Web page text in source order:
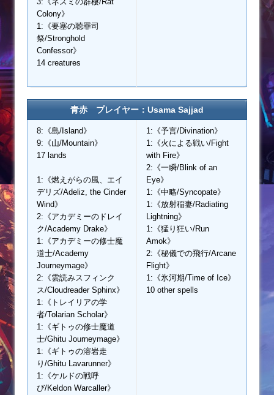
Colony》
1:《要塞の聴罪司
祭/Stronghold
Confessor》
14 creatures
青赤 プレイヤー：Usama Sajjad
8:《島/Island》
9:《山/Mountain》
17 lands
1:《燃えがらの風、エイ
デリズ/Adeliz, the Cinder
Wind》
2:《アカデミーのドレイ
ク/Academy Drake》
1:《アカデミーの修士魔
道士/Academy
Journeymage》
2:《雲読みスフィンク
ス/Cloudreader Sphinx》
1:《トレイリアの学
者/Tolarian Scholar》
1:《ギトゥの修士魔道
士/Ghitu Journeymage》
1:《ギトゥの溶岩走
り/Ghitu Lavarunner》
1:《ケルドの戦呼
び/Keldon Warcaller》
1:《予言/Divination》
1:《火による戦い/Fight
with Fire》
2:《一瞬/Blink of an
Eye》
1:《中略/Syncopate》
1:《放射稲妻/Radiating
Lightning》
1:《猛り狂い/Run
Amok》
2:《秘儀での飛行/Arcane
Flight》
1:《氷河期/Time of Ice》
10 other spells